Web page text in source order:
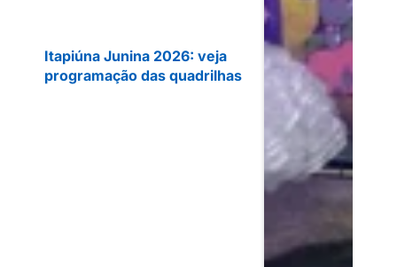
Itapiúna Junina 2026: veja
programação das quadrilhas